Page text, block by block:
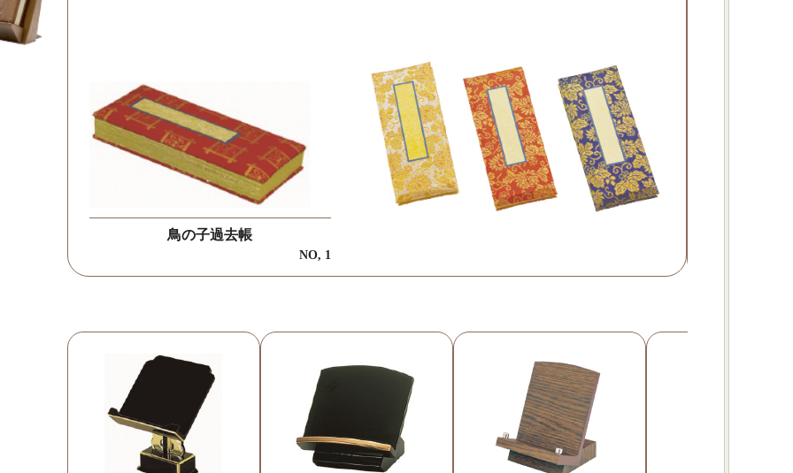
鳥の子過去帳
NO, 1